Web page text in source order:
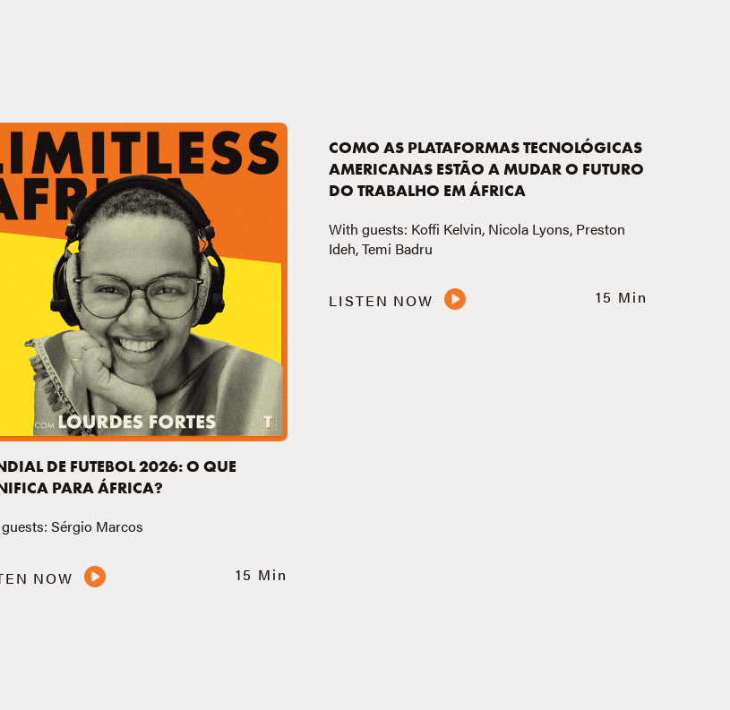
DE FUTEBOL 2026: O QUE
PARA ÁFRICA?
Sérgio Marcos
NOW 15 Min
COMO AS PLATAFORMAS TECNOLÓGICAS
AMERICANAS ESTÃO A MUDAR O FUTURO
DO TRABALHO EM ÁFRICA
With guests: Koffi Kelvin, Nicola Lyons, Preston
Ideh, Temi Badru
LISTEN NOW 15 Min